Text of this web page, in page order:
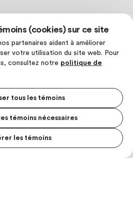
(cookies) sur ce site
partenaires aident à améliorer
votre utilisation du site web. Pour
consultez notre politique de
tous les témoins
témoins nécessaires
les témoins
MENU